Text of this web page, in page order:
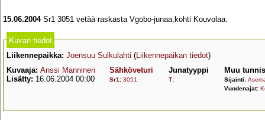
15.06.2004Sr1 3051 vetää raskasta Vgobo-junaa,kohti Kouvolaa.
Kuvan tiedot
Liikennepaikka: Joensuu Sulkulahti (Liikennepaikan tiedot)
Kuvaaja: Anssi Manninen
Lisätty: 16.06.2004 00:00
Sähköveturi
Sr1 : 3051
Junatyyppi
T:
Muu
Sijainti:
Vuodenajat: